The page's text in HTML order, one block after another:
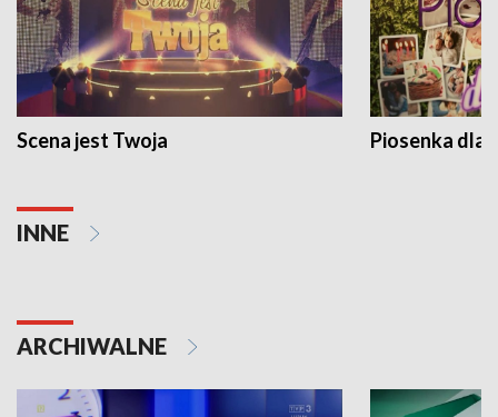
Scena jest Twoja Piosenka dla
INNE
ARCHIWALNE